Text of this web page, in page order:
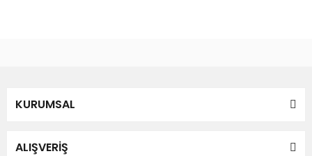
Ürün resmi kalitesiz, bozuk veya görüntülenemiyor.
Ürün bilgilerinde hatalar bulunuyor.
KURUMSAL
ALIŞVERİŞ